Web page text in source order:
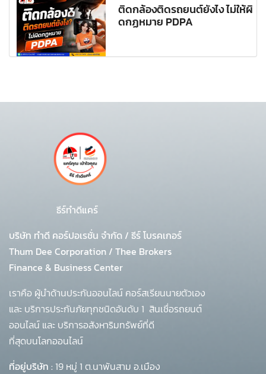
ติดกล้องติดรถยนต์ยังไง ไม่ให้ผิ
ดกฏหมาย PDPA
ธีร์ทำดีแคร์
บริษัท ทำดี คอร์ปอเรชั่น จำกัด / ธีร์ โบรคเกอร์
Thum Dee Corporation / Thee Brokers
Finance & Business Center
เราคือ ผู้นำด้านประกันออนไลน์ คอร์สเรียนนายตัวเอง
และ บริการประกันภัยทุกชนิดอันดับ 1 สินเชื่อรถยนต์
ออนไลน์ และ บริการอสังหาริมทรัพย์ที่ดี
ที่สุดบนโลกออนไลน์
ที่อยู่บริษัท : 19 หมู่ 1 ต.นาพันสาม อ.เมือง